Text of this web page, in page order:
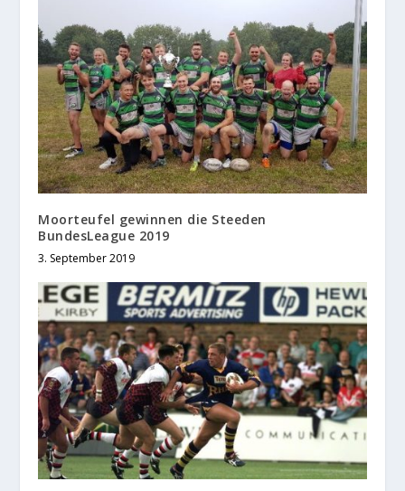
Moorteufel gewinnen die Steeden
BundesLeague 2019
3. September 2019